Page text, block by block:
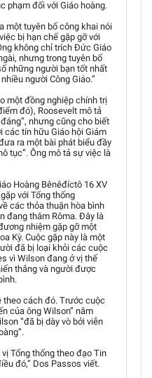
phạm đối với Giáo hoàng.
một tuyên bố công khai nói
bị hạn chế gặp gỡ với
không chỉ trích Đức Giáo
nhưng trong tuyên bố
những người bạn tốt nhất
người Công Giáo.”
một đồng nghiệp chính trị
đó), Roosevelt mô tả
nhưng cũng cho biết
các tín hữu Giáo hội Giám
ra một bài phát biểu đầy
tục”. Ông mô tả sự việc là
Hoàng Bênêđíctô 16 XV
với Tổng thống
các thỏa thuận hòa bình
đang thăm Rôma. Đây là
nhiệm gặp gỡ một
Kỳ. Cuộc gặp này là một
đã bị loại khỏi các cuộc
vì Wilson đang ở vị thế
thắng và người được
theo cách đó. Trước cuộc
của ông Wilson” năm
“đã bị dày vò bởi viễn
Tổng thống theo đạo Tin
đó,” Dos Passos viết.